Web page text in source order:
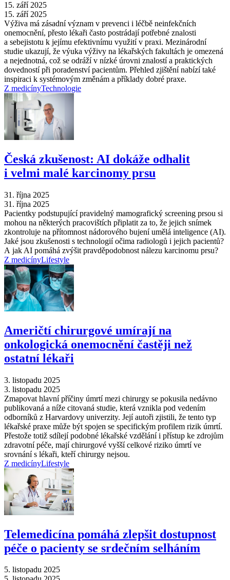
15. září 2025
15. září 2025
Výživa má zásadní význam v prevenci i léčbě neinfekčních
onemocnění, přesto lékaři často postrádají potřebné znalosti
a sebejistotu k jejímu efektivnímu využití v praxi. Mezinárodní
studie ukazují, že výuka výživy na lékařských fakultách je omezená
a nejednotná, což se odráží v nízké úrovni znalostí a praktických
dovedností při poradenství pacientům. Přehled zjištění nabízí také
inspiraci k systémovým změnám a příklady dobré praxe.
Z medicínyTechnologie
Česká zkušenost: AI dokáže odhalit
i velmi malé karcinomy prsu
31. října 2025
31. října 2025
Pacientky podstupující pravidelný mamografický screening prsou si
mohou na některých pracovištích připlatit za to, že jejich snímek
zkontroluje na přítomnost nádorového bujení umělá inteligence (AI).
Jaké jsou zkušenosti s technologií očima radiologů i jejich pacientů?
A jak AI pomáhá zvýšit pravděpodobnost nálezu karcinomu prsu?
Z medicínyLifestyle
Američtí chirurgové umírají na
onkologická onemocnění častěji než
ostatní lékaři
3. listopadu 2025
3. listopadu 2025
Zmapovat hlavní příčiny úmrtí mezi chirurgy se pokusila nedávno
publikovaná a níže citovaná studie, která vznikla pod vedením
odborníků z Harvardovy univerzity. Její autoři zjistili, že tento typ
lékařské praxe může být spojen se specifickým profilem rizik úmrtí.
Přestože totiž sdílejí podobné lékařské vzdělání i přístup ke zdrojům
zdravotní péče, mají chirurgové vyšší celkové riziko úmrtí ve
srovnání s lékaři, kteří chirurgy nejsou.
Z medicínyLifestyle
Telemedicína pomáhá zlepšit dostupnost
péče o pacienty se srdečním selháním
5. listopadu 2025